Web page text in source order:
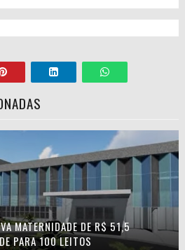
MATERNIDADE DE R$ 51,5
PARA 100 LEITOS